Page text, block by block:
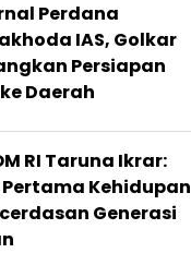
Perdana
IAS, Golkar
Persiapan
Daerah
RI Taruna Ikrar:
Pertama Kehidupan
Generasi